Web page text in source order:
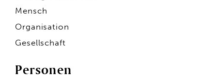
Mensch
Organisation
Gesellschaft
Personen